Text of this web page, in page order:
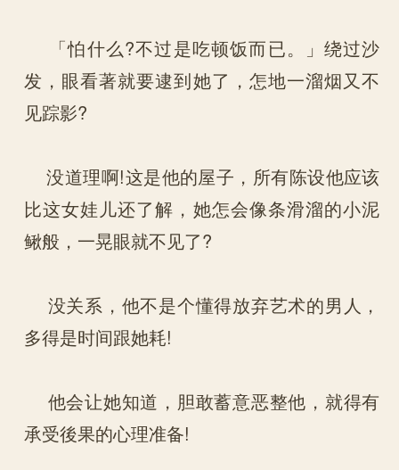
「怕什么?不过是吃顿饭而已。」绕过沙
发，眼看著就要逮到她了，怎地一溜烟又不
见踪影?
没道理啊!这是他的屋子，所有陈设他应该
比这女娃儿还了解，她怎会像条滑溜的小泥
鳅般，一晃眼就不见了?
没关系，他不是个懂得放弃艺术的男人，
多得是时间跟她耗!
他会让她知道，胆敢蓄意恶整他，就得有
承受後果的心理准备!